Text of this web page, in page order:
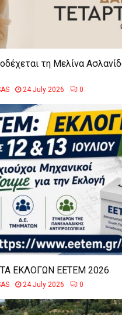
τη Μελίνα
24 July 2026 0
ΕΚΛΟΓΩΝ ΕΕΤΕΜ 2026
24 July 2026 0